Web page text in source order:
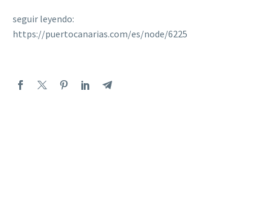
seguir leyendo:
https://puertocanarias.com/es/node/6225